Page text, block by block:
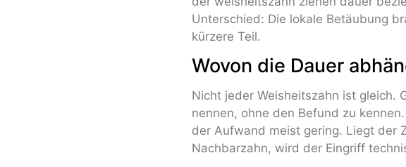
Unterschied: Die lokale Betäubung
kürzere Teil.
Wovon die Dauer
Nicht jeder Weisheitszahn ist gleich.
nennen, ohne den Befund zu
der Aufwand meist gering. Liegt der
Nachbarzahn, wird der Eingriff